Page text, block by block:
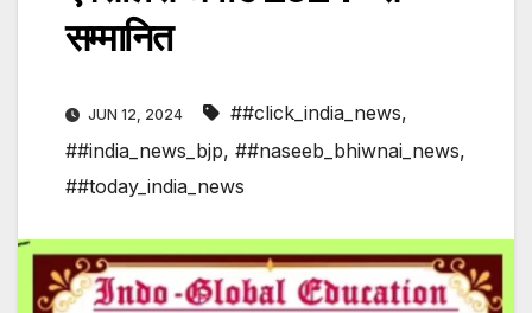
सम्मानित
JUN 12, 2024 ##click_india_news,
##india_news_bjp, ##naseeb_bhiwnai_news,
##today_india_news